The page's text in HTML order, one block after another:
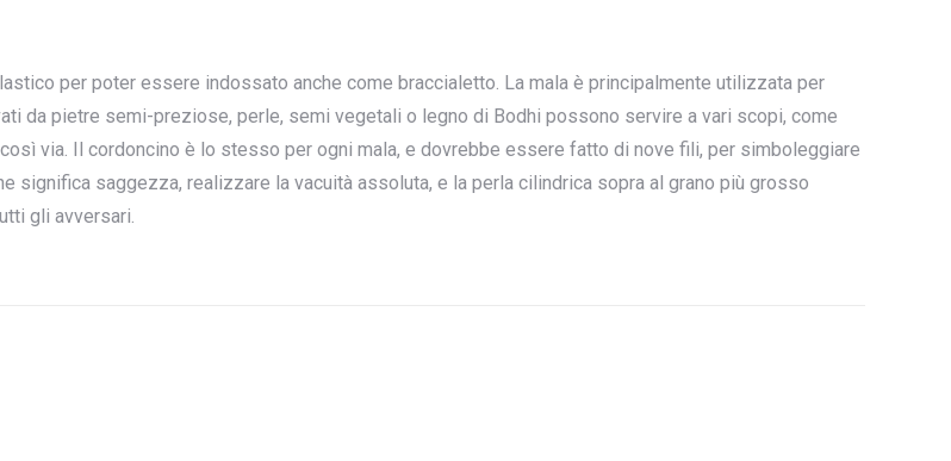
per poter essere indossato anche come braccialetto. La mala è principalmente utilizzata per
da pietre semi-preziose, perle, semi vegetali o legno di Bodhi possono servire a vari scopi, come
via. Il cordoncino è lo stesso per ogni mala, e dovrebbe essere fatto di nove fili, per simboleggiare
significa saggezza, realizzare la vacuità assoluta, e la perla cilindrica sopra al grano più grosso
gli avversari.